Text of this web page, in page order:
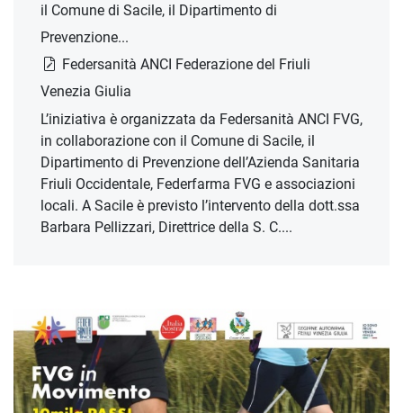
il Comune di Sacile, il Dipartimento di
Prevenzione...
Federsanità ANCI Federazione del Friuli
Venezia Giulia
L’iniziativa è organizzata da Federsanità ANCI FVG,
in collaborazione con il Comune di Sacile, il
Dipartimento di Prevenzione dell’Azienda Sanitaria
Friuli Occidentale, Federfarma FVG e associazioni
locali. A Sacile è previsto l’intervento della dott.ssa
Barbara Pellizzari, Direttrice della S. C....